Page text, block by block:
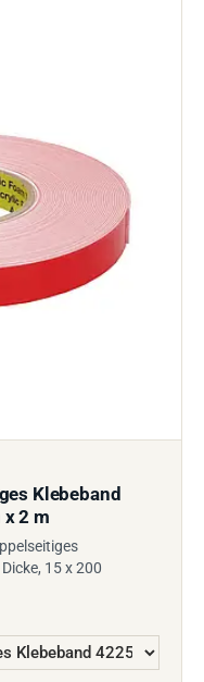
Klebeband
2 m
15 x 200